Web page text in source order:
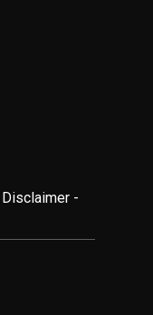
Disclaimer -